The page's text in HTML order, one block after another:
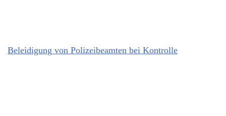
Beleidigung von Polizeibeamten bei Kontrolle